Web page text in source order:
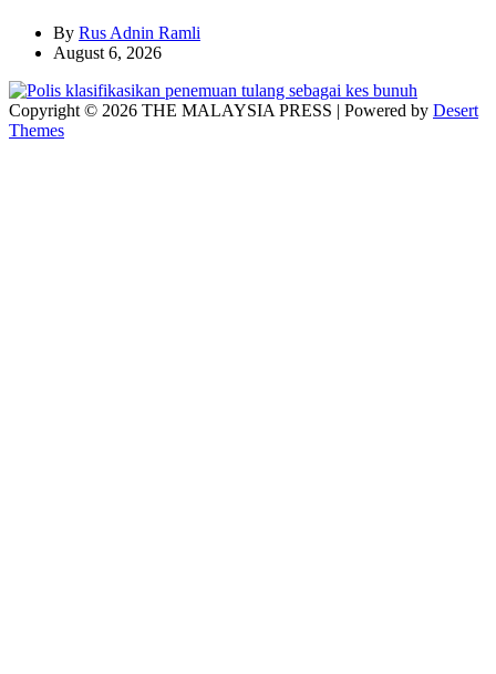
By Rus Adnin Ramli
August 6, 2026
Copyright © 2026 THE MALAYSIA PRESS | Powered by Desert
Themes